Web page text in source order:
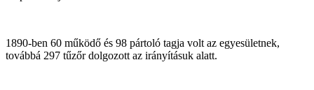
1890-ben 60 működő és 98 pártoló tagja volt az egyesületnek,
továbbá 297 tűzőr dolgozott az irányításuk alatt.